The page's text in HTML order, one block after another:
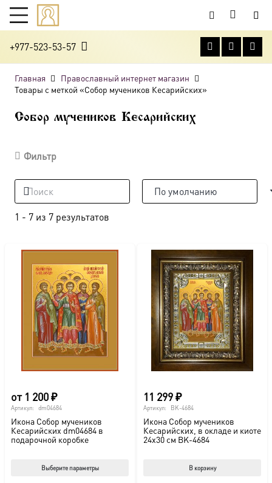
+977-523-53-57
Главная
Православный интернет магазин
Товары с меткой «Собор мучеников Кесарийских»
Собор мучеников Кесарийских
Фильтр
1 - 7 из 7 результатов
от 1 200₽
Артикул: dm04684
Икона Собор мучеников
Кесарийских dm04684 в
подарочной коробке
Выберите параметры
11 299₽
Артикул: BK-4684
Икона Собор мучеников
Кесарийских, в окладе и киоте
24х30 см BK-4684
В корзину